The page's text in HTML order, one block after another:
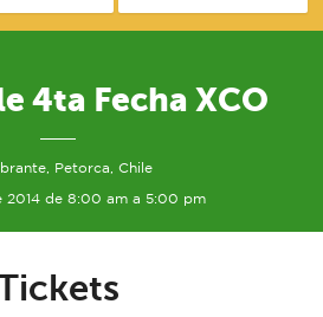
4ta Fecha XCO
Petorca, Chile
2014 de 8:00 am a 5:00 pm